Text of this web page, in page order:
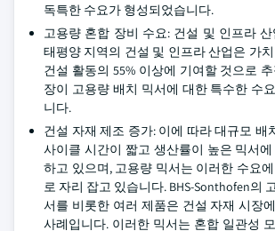
독특한 수요가 형성되었습니다.
고용량 혼합 장비 수요: 건설 및 인프라
태평양 지역의 건설 및 인프라 산업은 가
건설 활동의 55% 이상에 기여할 것으로
장이 고용량 배치 믹서에 대한 특수한 수
니다.
건설 자재 제조 증가: 이에 따라 대규모 배
사이클 시간이 짧고 생산률이 높은 믹서
하고 있으며, 고용량 믹서는 이러한 수요
로 자리 잡고 있습니다. BHS-Sonthofen의
서를 비롯한 여러 제품은 건설 자재 시장
사례입니다. 이러한 믹서는 혼합 일관성